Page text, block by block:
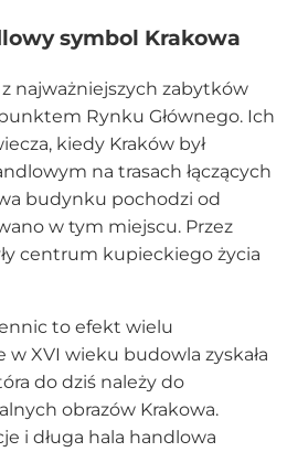
symbol Krakowa
najważniejszych zabytków
Rynku Głównego. Ich
kiedy Kraków był
na trasach łączących
budynku pochodzi od
w tym miejscu. Przez
centrum kupieckiego życia
to efekt wielu
w XVI wieku budowla zyskała
do dziś należy do
obrazów Krakowa.
i długa hala handlowa